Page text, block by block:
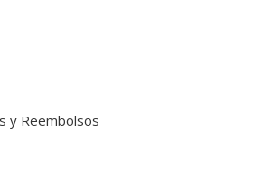
y Reembolsos